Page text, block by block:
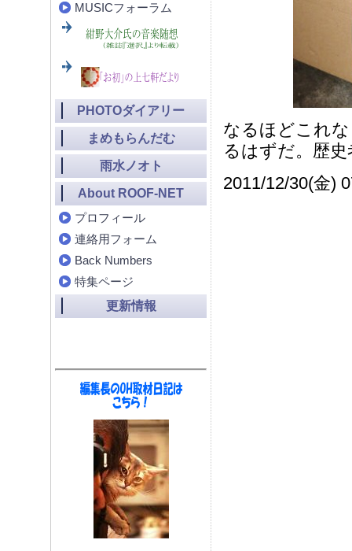
なるほどこれ
るはずだ。歴
2011/12/30(金)
MUSICフォーラム
PHOTOダイアリー
まめもらんだむ
雨水ノオト
About ROOF-NET
プロフィール
連絡用フォーム
Back Numbers
特集ページ
更新情報